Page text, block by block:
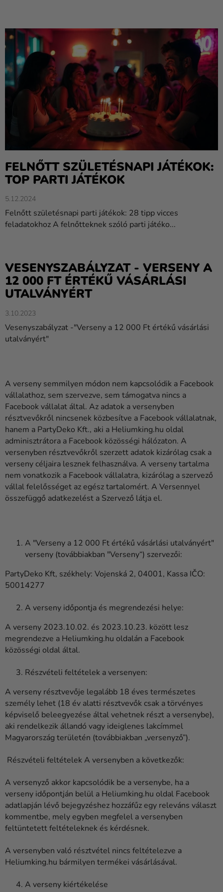
Témák
Személyre
szabott
termékek
Kiárusítás
Rólunk
Kapcsolat
FELNŐTT SZÜLETÉSNAPI JÁTÉKOK:
TOP PARTI JÁTÉKOK
5.12.2024
Felnőtt születésnapi parti játékok: 28 tipp vicces
feladatokhoz A felnőtteknek szóló parti játéko...
VESENYSZABÁLYZAT - VERSENY A
12 000 FT ÉRTÉKŰ VÁSÁRLÁSI
UTALVÁNYÉRT
3.10.2023
Vesenyszabályzat -"Verseny a 12 000 Ft értékű vásárlási
utalványért"
A verseny semmilyen módon nem kapcsolódik a Facebook
vállalathoz, sem szervezve, sem támogatva nincs a
Facebook vállalat által. Az adatok a versenyben
résztvevőkről nincsenek közbesítve a Facebook vállalatnak,
hanem a PartyDeko Kft., aki a Heliumking.hu oldal
adminisztrátora a Facebook közösségi hálózaton. A
versenyben résztvevőkről szerzett adatok kizárólag csak a
verseny céljaira lesznek felhasználva. A verseny tartalma
nem vonatkozik a Facebook vállalatra, kizárólag a szervező
vállal felelősséget az egész tartalomért. A Versennyel
összefüggő adatkezelést a Szervező látja el.
A "Verseny a 12 000 Ft értékű vásárlási utalványért"
verseny (továbbiakban "Verseny“) szervezői:
PartyDeko Kft, székhely: Vojenská 2, 04001, Kassa IČO:
50014277
A verseny időpontja és megrendezési helye:
A verseny 2023.10.02. és 2023.10.23. között lesz
megrendezve a Heliumking.hu oldalán a Facebook
közösségi oldal által.
Részvételi feltételek a versenyen:
A verseny résztvevője legalább 18 éves természetes
személy lehet (18 év alatti résztvevők csak a törvényes
képviselő beleegyezése által vehetnek részt a versenybe),
aki rendelkezik állandó vagy ideiglenes lakcímmel
Magyarország területén (továbbiakban „versenyző”).
Részvételi feltételek A versenyben a következők:
A versenyző akkor kapcsolódik be a versenybe, ha a
verseny időpontján belül a Heliumking.hu oldal Facebook
adatlapján lévő bejegyzéshez hozzáfűz egy releváns választ
kommentbe, mely egyben megfelel a versenyben
feltüntetett feltételeknek és kérdésnek.
A versenyben való résztvétel nincs feltételezve a
Heliumking.hu bármilyen termékei vásárlásával.
A verseny kiértékelése